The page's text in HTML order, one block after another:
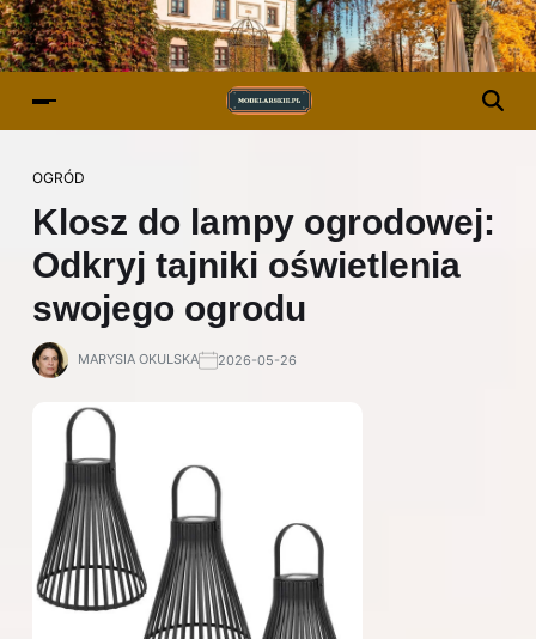
OGRÓD
Klosz do lampy ogrodowej:
Odkryj tajniki oświetlenia
swojego ogrodu
MARYSIA OKULSKA 2026-05-26